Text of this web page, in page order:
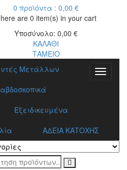
0 προϊόντα : 0,00 €
are 0 item(s) in your cart
Υποσύνολο: 0,00 €
ΚΑΛΑΘΙ
ΤΑΜΕΙΟ
Toggle
Μετάλλων
Εξειδικευμένα
ΑΔΕΙΑ ΚΑΤΟΧΗΣ